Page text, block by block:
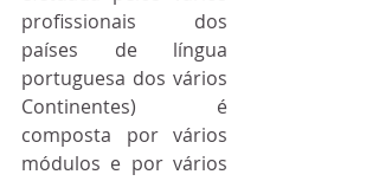
profissionais dos
países de língua
portuguesa dos vários
Continentes) é
composta por vários
módulos e por vários